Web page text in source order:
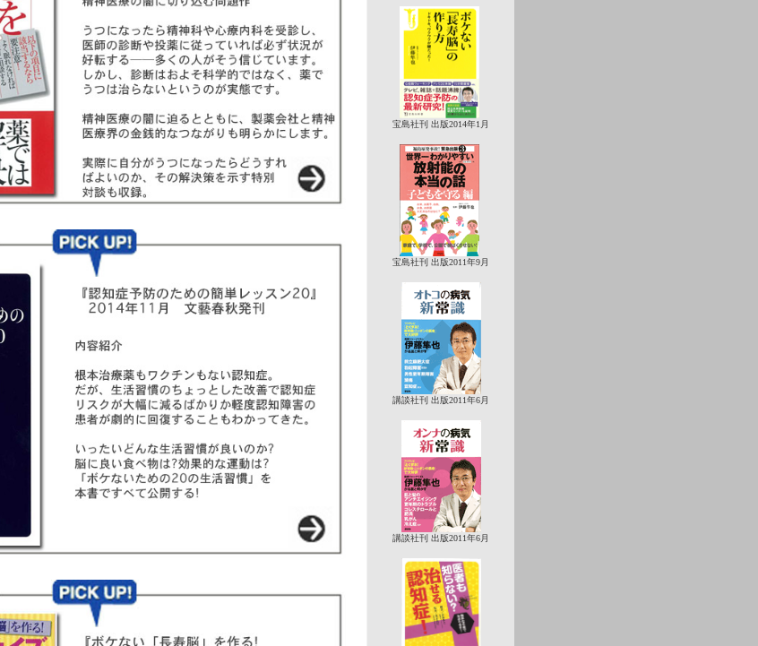
宝島社刊 出版2014年1月
宝島社刊 出版2011年9月
講談社刊 出版2011年6月
講談社刊 出版2011年6月